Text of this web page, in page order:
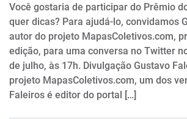
Você gostaria de participar do Prêmio
quer dicas? Para ajudá-lo, convidamos
autor do projeto MapasColetivos.com,
edição, para uma conversa no Twitter
de julho, às 17h. Divulgação Gustavo
projeto MapasColetivos.com, um dos
Faleiros é editor do portal […]